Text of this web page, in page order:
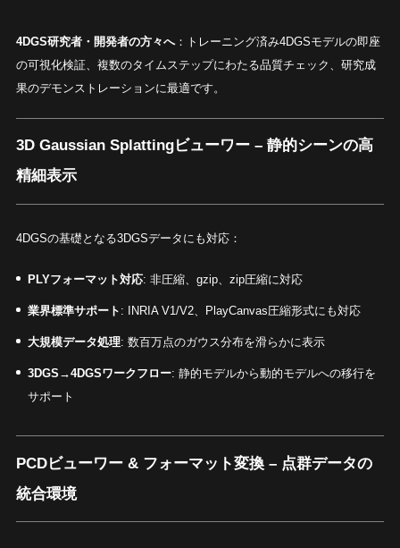
4DGS研究者・開発者の方々へ：トレーニング済み4DGSモデルの即座
の可視化検証、複数のタイムステップにわたる品質チェック、研究成
果のデモンストレーションに最適です。
3D Gaussian Splattingビューワー– 静的シーンの高
精細表示
4DGSの基礎となる3DGSデータにも対応：
PLYフォーマット対応: 非圧縮、gzip、zip圧縮に対応
業界標準サポート : INRIA V1/V2、PlayCanvas圧縮形式にも対応
大規模データ処理: 数百万点のガウス分布を滑らかに表示
3DGS→4DGSワークフロー: 静的モデルから動的モデルへの移行を
サポート
PCDビューワー & フォーマット変換– 点群データの
統合環境